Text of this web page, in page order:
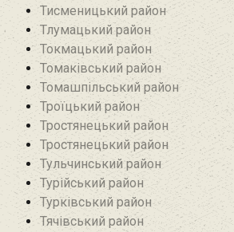
Тисменицький район
Тлумацький район
Токмацький район
Томаківський район
Томашпільський район
Троїцький район‎
Тростянецький район
Тростянецький район
Тульчинський район
Турійський район
Турківський район
Тячівський район